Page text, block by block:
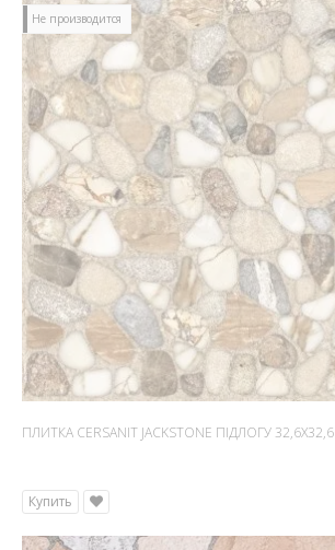
Не производится
ПЛИТКА CERSANIT JACKSTONE ПІДЛОГУ 32,6X32,6
Купить